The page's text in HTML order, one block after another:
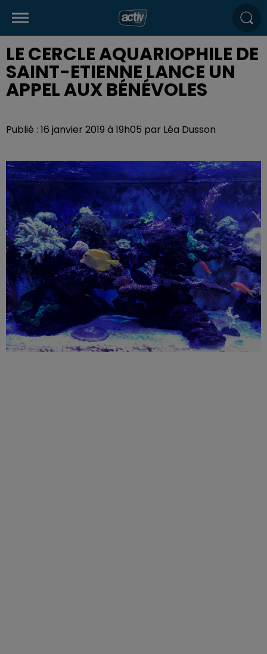
LE CERCLE AQUARIOPHILE DE
SAINT-ETIENNE LANCE UN
APPEL AUX BÉNÉVOLES
Publié : 16 janvier 2019 à 19h05 par Léa Dusson